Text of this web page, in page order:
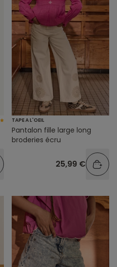
TAPE A L'OEIL
Pantalon fille large long
broderies écru
25,99 €